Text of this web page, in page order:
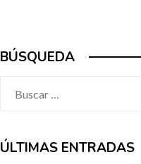
BÚSQUEDA
ÚLTIMAS ENTRADAS